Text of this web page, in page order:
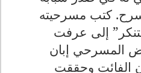
كتب مسرحيته
إلى عرفت
المسرحي إبان
الفائت وحققت